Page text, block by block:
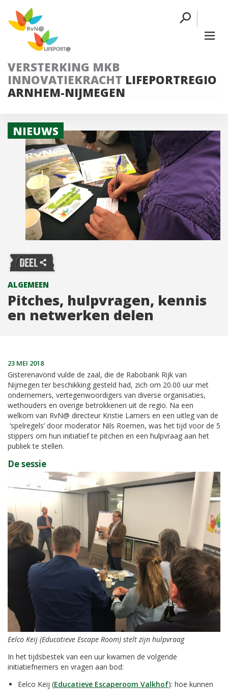
VERSTERKING MKB
INNOVATIEKRACHT LIFEPORTREGIO
ARNHEM-NIJMEGEN
NIEUWS
ALGEMEEN
Pitches, hulpvragen, kennis
en netwerken delen
23 MEI 2018
Gisterenavond vulde de zaal, die de Rabobank Rijk van
Nijmegen ter beschikking gesteld had, zich om 20.00 uur met
ondernemers, vertegenwoordigers van diverse organisaties,
wethouders en overige betrokkenen uit de regio. Na een
welkom van RvN@ directeur Kristie Lamers en een uitleg van de
‘spelregels’ door moderator Nils Roemen, was het tijd voor de 5
stippers om hun initiatief te pitchen en een hulpvraag aan het
publiek te stellen.
De sessie
Eelco Keij (Educatieve Escape Room) stelt zijn hulpvraag
In het tijdsbestek van een uur kwamen de volgende
initiatiefnemers en vragen aan bod:
Eelco Keij (Educatieve Escaperoom Valkhof): hoe kunnen